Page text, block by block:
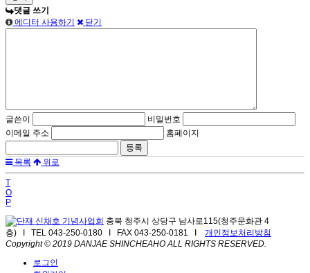
댓글 쓰기
에디터 사용하기
닫기
글쓴이
비밀번호
이메일 주소
홈페이지
목록 위로
T
O
P
충북 청주시 상당구 남사로115(청주문화관 4
층) I TEL 043-250-0180 I FAX 043-250-0181 I 개인정보처리방침
Copyright © 2019 DANJAE SHINCHEAHO ALL RIGHTS RESERVED.
로그인